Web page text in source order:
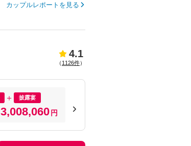
カップルレポートを見る
4.1
（ 1126件）
披露宴
3,008,060 円